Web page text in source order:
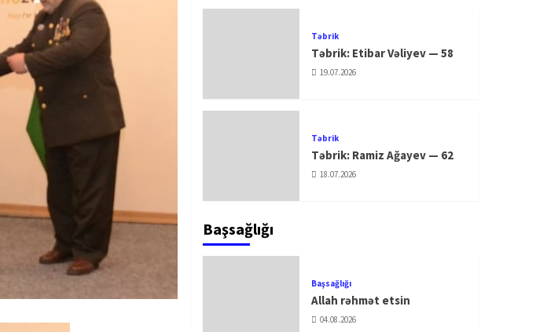
Təbrik
Təbrik: Etibar Vəliyev — 58
19.07.2026
Təbrik
Təbrik: Ramiz Ağayev — 62
18.07.2026
Başsağlığı
Başsağlığı
Allah rəhmət etsin
04.08.2026